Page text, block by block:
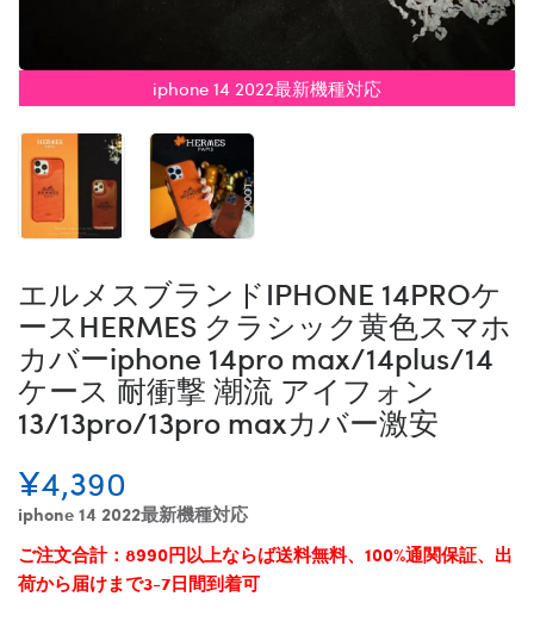
iphone 14 2022最新機種対応
エルメスブランドIPHONE 14PROケ
ースHERMES クラシック黄色スマホ
カバーiphone 14pro max/14plus/14
ケース 耐衝撃 潮流 アイフォン
13/13pro/13pro maxカバー激安
¥4,390
iphone 14 2022最新機種対応
ご注文合計：8990円以上ならば送料無料、100%通関保証、出
荷から届けまで3-7日間到着可